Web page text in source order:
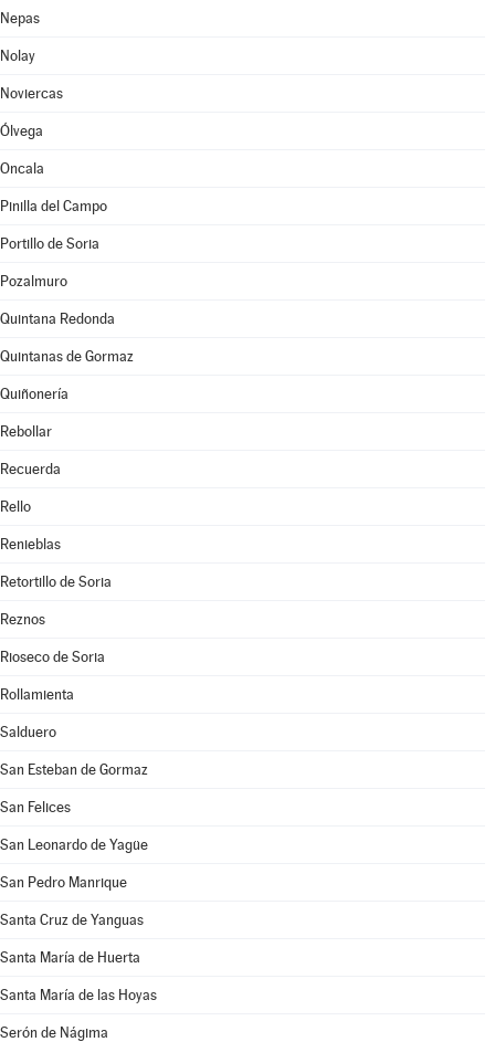
Nepas
Nolay
Noviercas
Ólvega
Oncala
Pinilla del Campo
Portillo de Soria
Pozalmuro
Quintana Redonda
Quintanas de Gormaz
Quiñonería
Rebollar
Recuerda
Rello
Renieblas
Retortillo de Soria
Reznos
Rioseco de Soria
Rollamienta
Salduero
San Esteban de Gormaz
San Felices
San Leonardo de Yagüe
San Pedro Manrique
Santa Cruz de Yanguas
Santa María de Huerta
Santa María de las Hoyas
Serón de Nágima